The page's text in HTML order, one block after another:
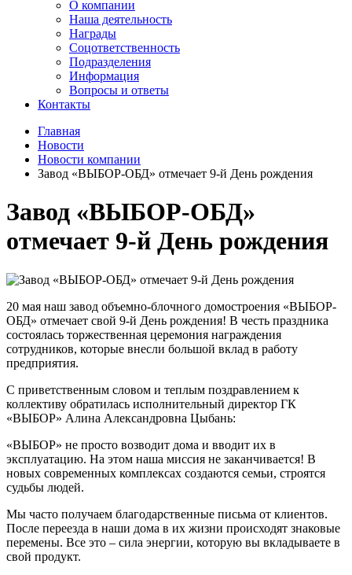
О компании
Наша деятельность
Награды
Соцответственность
Подразделения
Информация
Вопросы и ответы
Контакты
Главная
Новости
Новости компании
Завод «ВЫБОР-ОБД» отмечает 9-й День рождения
Завод «ВЫБОР-ОБД»
отмечает 9-й День рождения
20 мая наш завод объемно-блочного домостроения «ВЫБОР-
ОБД» отмечает свой 9-й День рождения! В честь праздника
состоялась торжественная церемония награждения
сотрудников, которые внесли большой вклад в работу
предприятия.
С приветственным словом и теплым поздравлением к
коллективу обратилась исполнительный директор ГК
«ВЫБОР» Алина Александровна Цыбань:
«ВЫБОР» не просто возводит дома и вводит их в
эксплуатацию. На этом наша миссия не заканчивается! В
новых современных комплексах создаются семьи, строятся
судьбы людей.
Мы часто получаем благодарственные письма от клиентов.
После переезда в наши дома в их жизни происходят знаковые
перемены. Все это – сила энергии, которую вы вкладываете в
свой продукт.